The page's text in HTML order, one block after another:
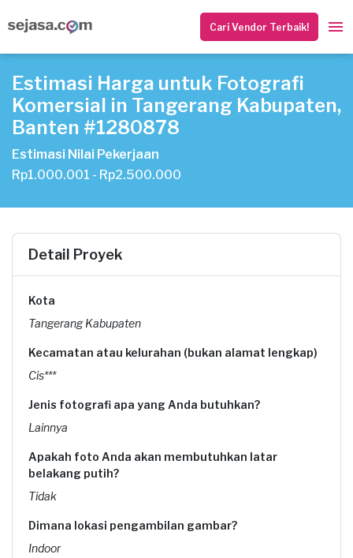
Cari Vendor Terbaik!
Estimasi Harga untuk Fotografi
Komersial in Tangerang Kabupaten,
Banten #1280878
Estimasi Nilai Pekerjaan
Rp1.000.001 - Rp2.500.000
Detail Proyek
Kota
Tangerang Kabupaten
Kecamatan atau kelurahan (bukan alamat lengkap)
Cis***
Jenis fotografi apa yang Anda butuhkan?
Lainnya
Apakah foto Anda akan membutuhkan latar
belakang putih?
Tidak
Dimana lokasi pengambilan gambar?
Indoor